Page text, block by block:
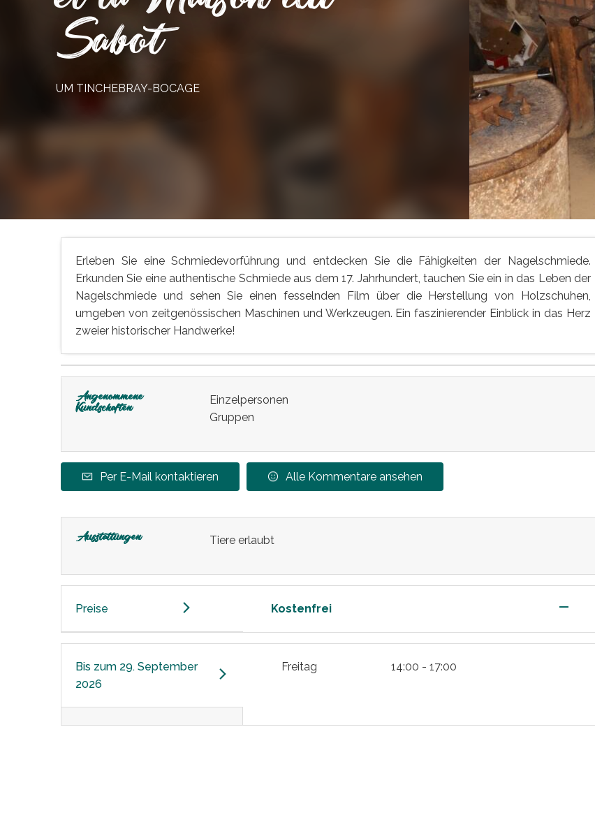
Sabot
UM TINCHEBRAY-BOCAGE
Erleben Sie eine Schmiedevorführung und entdecken Sie die Fähigkeiten der Nagelschmiede.
Erkunden Sie eine authentische Schmiede aus dem 17. Jahrhundert, tauchen Sie ein in das Leben der
Nagelschmiede und sehen Sie einen fesselnden Film über die Herstellung von Holzschuhen,
umgeben von zeitgenössischen Maschinen und Werkzeugen. Ein faszinierender Einblick in das Herz
zweier historischer Handwerke!
Angenommene
Kundschaften
Einzelpersonen
Gruppen
Per E-Mail kontaktieren Alle Kommentare ansehen
Ausstattungen Tiere erlaubt
Preise Kostenfrei —
Bis zum 29. September
2026
Freitag 14:00 - 17:00